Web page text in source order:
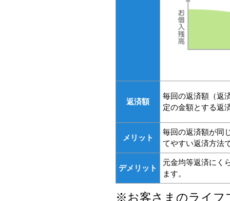
返済額
毎回の返済額（返
定の金額とする返
メリット
毎回の返済額が同
てやすい返済方法
デメリット
元金均等返済にく
ます。
※お客さまのライ